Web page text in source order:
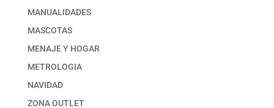
MANUALIDADES
MASCOTAS
MENAJE Y HOGAR
METROLOGIA
NAVIDAD
ZONA OUTLET